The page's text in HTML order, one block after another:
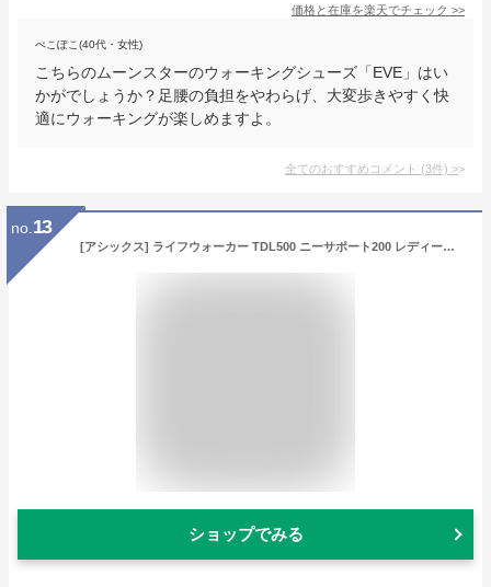
価格と在庫を楽天でチェック >>
ぺこぽこ(40代・女性)
こちらのムーンスターのウォーキングシューズ「EVE」はい
かがでしょうか？足腰の負担をやわらげ、大変歩きやすく快
適にウォーキングが楽しめますよ。
全てのおすすめコメント (3件) >
no. 13
[アシックス] ライフウォーカー TDL500 ニーサポート200 レディース レースアップ ウォーキングシューズ 仕事靴 リハビリ シニア用シューズ 履きやすい Ｏ脚サポート 履き口ストレッチ 幅広 (23.5cm, ローズピンク(18))
ショップでみる